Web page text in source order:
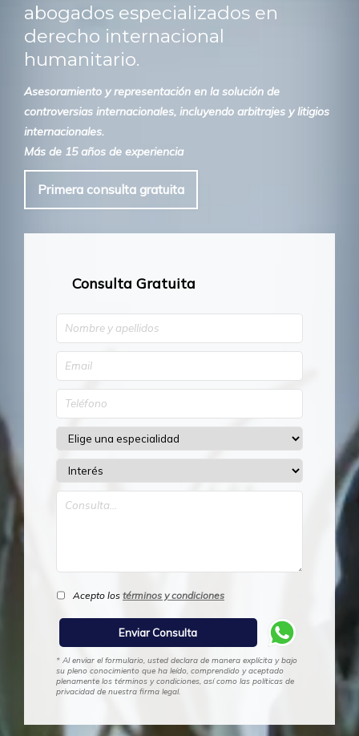
abogados especializados en
derecho internacional
humanitario.
Asesoramiento y representación en la solución de
controversias internacionales, incluyendo arbitrajes y litigios
internacionales.
Más de 15 años de experiencia
Primera consulta gratuita
Consulta Gratuita
Acepto los términos y condiciones
* Al enviar el formulario, usted declara de manera explícita y bajo
su pleno conocimiento que ha leído, comprendido y aceptado
plenamente los términos y condiciones, así como las políticas de
privacidad de nuestra firma legal.